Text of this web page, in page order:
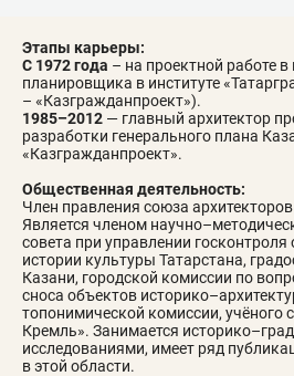
Этапы карьеры:
С 1972 года – на проектной работе в
планировщика в институте
– «Казгражданпроект»).
1985–2012 — главный архитектор
разработки генерального плана
«Казгражданпроект».
Общественная деятельность:
Член правления союза
Является членом
совета при управлении
истории культуры Татарстана,
Казани, городской комиссии по
сноса объектов
топонимической комиссии, учёного
Кремль». Занимается
исследованиями, имеет ряд
в этой области.